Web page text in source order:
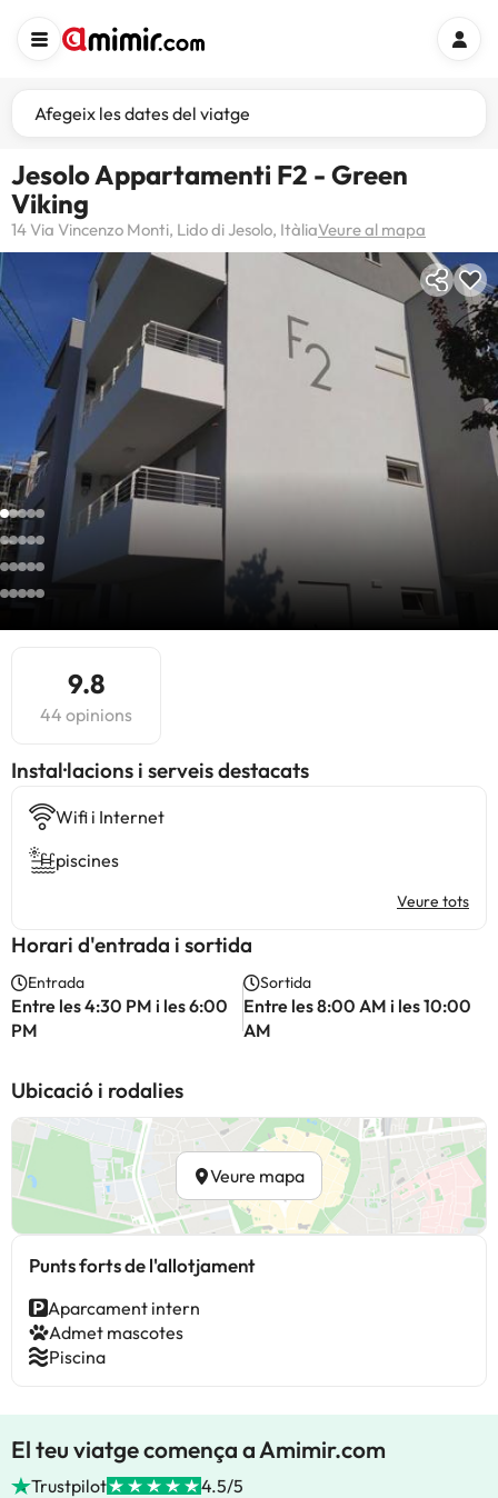
Afegeix les dates del viatge
Jesolo Appartamenti F2 - Green
Viking
14 Via Vincenzo Monti, Lido di Jesolo, ItàliaVeure al mapa
9.8
44 opinions
Instal·lacions i serveis destacats
Wifi i Internet
piscines
Veure tots
Horari d'entrada i sortida
Entrada
Entre les 4:30 PM i les 6:00
PM
Sortida
Entre les 8:00 AM i les 10:00
AM
Ubicació i rodalies
Veure mapa
Punts forts de l'allotjament
Aparcament intern
Admet mascotes
Piscina
El teu viatge comença a Amimir.com
Trustpilot 4.5/5